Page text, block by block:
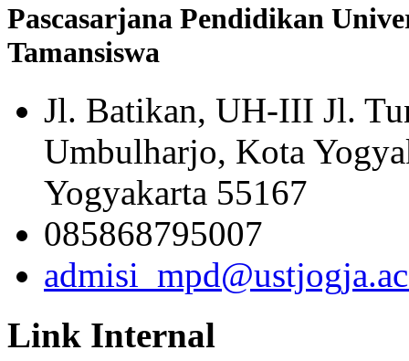
Pascasarjana Pendidikan
Tamansiswa
Jl. Batikan, UH-III Jl.
Umbulharjo, Kota
Yogyakarta 55167
085868795007
Link Internal